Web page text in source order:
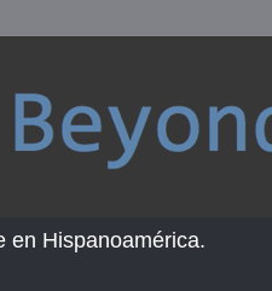
en Hispanoamérica.